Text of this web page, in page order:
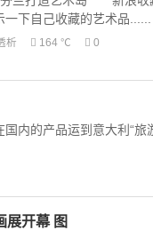
下自己收藏的艺术品......
析 164 ℃ 0
内的产品运到意大利“
展开幕 图